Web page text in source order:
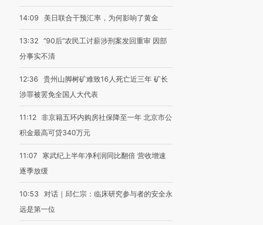
14:09 美日联合干预汇率，为何影响了黄金
13:32 “90后”农民工讨薪涉刑案发回重审 因部
分事实不清
12:36
贵州山脚树矿难致16人死亡近三年 矿长
涉罪被罢免全国人大代表
11:12 非京籍五环内购房社保降至一年 北京市公
积金最高可贷340万元
11:07
寒武纪上半年净利润同比翻倍 营收增速
逐季放缓
10:53
对话｜邱仁宗：临床研究参与者的安全永
远是第一位